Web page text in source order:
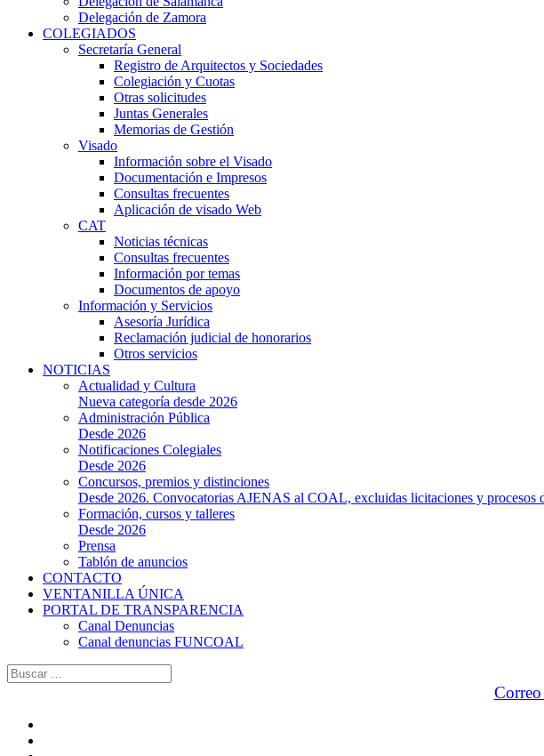
Delegación de Zamora
COLEGIADOS
Secretaría General
Registro de Arquitectos y Sociedades
Colegiación y Cuotas
Otras solicitudes
Juntas Generales
Memorias de Gestión
Visado
Información sobre el Visado
Documentación e Impresos
Consultas frecuentes
Aplicación de visado Web
CAT
Noticias técnicas
Consultas frecuentes
Información por temas
Documentos de apoyo
Información y Servicios
Asesoría Jurídica
Reclamación judicial de honorarios
Otros servicios
NOTICIAS
Actualidad y Cultura
Nueva categoría desde 2026
Administración Pública
Desde 2026
Notificaciones Colegiales
Desde 2026
Concursos, premios y distinciones
Desde 2026. Convocatorias AJENAS al COAL, excluidas licitaciones y procesos
Formación, cursos y talleres
Desde 2026
Prensa
Tablón de anuncios
CONTACTO
VENTANILLA ÚNICA
PORTAL DE TRANSPARENCIA
Canal Denuncias
Canal denuncias FUNCOAL
Buscar: